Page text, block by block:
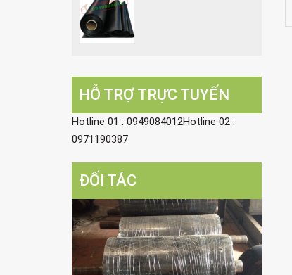
HỖ TRỢ TRỰC TUYẾN
Hotline 01 : 0949084012Hotline 02 :
0971190387
ĐỐI TÁC